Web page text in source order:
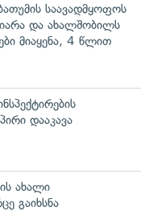
საავადმყოფოს
და ახალშობილს
მიაყენა, 4 წლით
დააკავა
ახალი
გაიხსნა